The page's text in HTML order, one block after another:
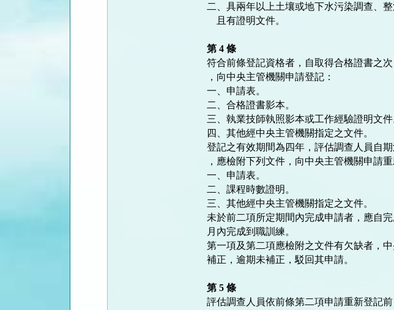
二、具兩年以上土壤或地下水污染調查、
第 4 條
符合前條登記資格者，自取得合格證書之
，向中央主管機關申請登記：
一、申請表。
二、合格證書影本。
三、執業技師執照影本或工作經驗證明文件
四、其他經中央主管機關指定之文件。
登記之有效期間為四年，評估調查人員自
，應檢附下列文件，向中央主管機關申請重
一、申請表。
二、課程時數證明。
三、其他經中央主管機關指定之文件。
未於前二項所定期間內完成申請者，應自
月內完成到職訓練。
第一項及第二項應檢附之文件有欠缺者，
補正，逾期未補正，駁回其申請。
第 5 條
評估調查人員依前條第二項申請重新登記